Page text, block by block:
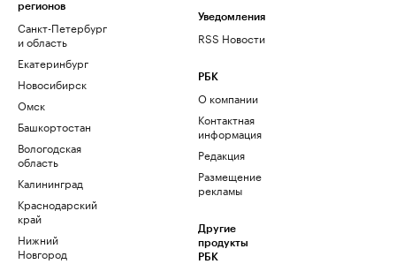
регионов
Санкт-Петербург
и область
Екатеринбург
Новосибирск
Омск
Башкортостан
Вологодская
область
Калининград
Краснодарский
край
Нижний
Новгород
Уведомления
RSS Новости
РБК
О компании
Контактная
информация
Редакция
Размещение
рекламы
Другие
продукты
РБК